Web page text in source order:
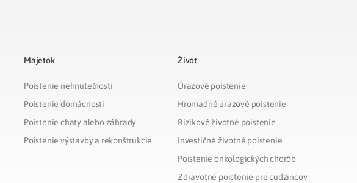
Majetok
Poistenie nehnuteľnosti
Poistenie domácnosti
Poistenie chaty alebo záhrady
Poistenie výstavby a rekonštrukcie
Život
Úrazové poistenie
Hromadné úrazové poistenie
Rizikové životné poistenie
Investičné životné poistenie
Poistenie onkologických chorôb
Zdravotné poistenie pre cudzincov